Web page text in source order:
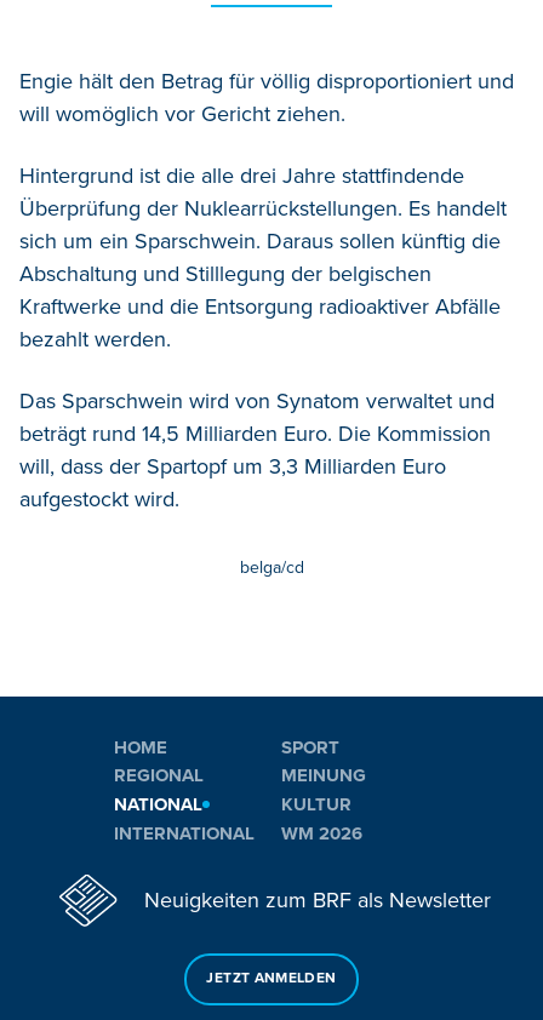
Engie hält den Betrag für völlig disproportioniert und
will womöglich vor Gericht ziehen.
Hintergrund ist die alle drei Jahre stattfindende
Überprüfung der Nuklearrückstellungen. Es handelt
sich um ein Sparschwein. Daraus sollen künftig die
Abschaltung und Stilllegung der belgischen
Kraftwerke und die Entsorgung radioaktiver Abfälle
bezahlt werden.
Das Sparschwein wird von Synatom verwaltet und
beträgt rund 14,5 Milliarden Euro. Die Kommission
will, dass der Spartopf um 3,3 Milliarden Euro
aufgestockt wird.
belga/cd
HOME
REGIONAL
NATIONAL
INTERNATIONAL
SPORT
MEINUNG
KULTUR
WM 2026
Neuigkeiten zum BRF als Newsletter
JETZT ANMELDEN